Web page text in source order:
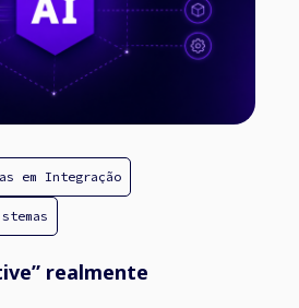
em Integração
realmente